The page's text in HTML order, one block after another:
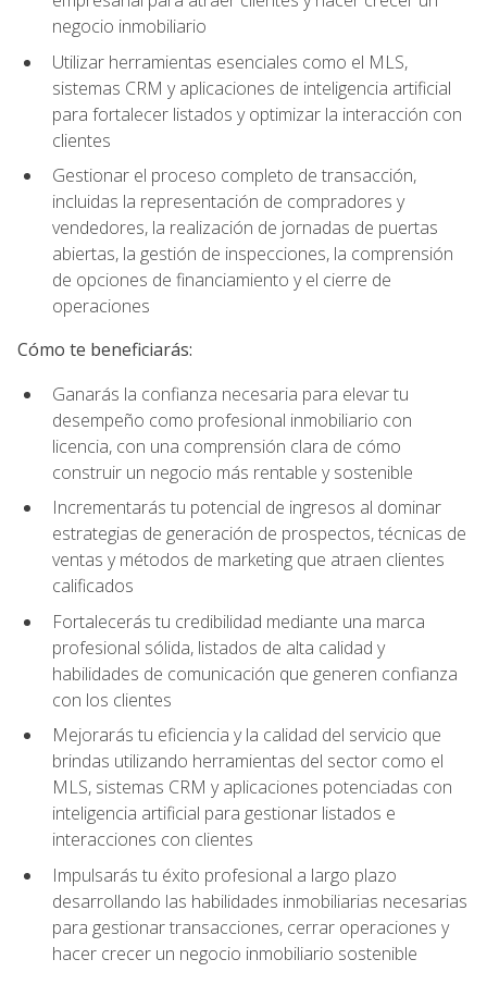
negocio inmobiliario
Utilizar herramientas esenciales como el MLS,
sistemas CRM y aplicaciones de inteligencia artificial
para fortalecer listados y optimizar la interacción con
clientes
Gestionar el proceso completo de transacción,
incluidas la representación de compradores y
vendedores, la realización de jornadas de puertas
abiertas, la gestión de inspecciones, la comprensión
de opciones de financiamiento y el cierre de
operaciones
Cómo te beneficiarás:
Ganarás la confianza necesaria para elevar tu
desempeño como profesional inmobiliario con
licencia, con una comprensión clara de cómo
construir un negocio más rentable y sostenible
Incrementarás tu potencial de ingresos al dominar
estrategias de generación de prospectos, técnicas de
ventas y métodos de marketing que atraen clientes
calificados
Fortalecerás tu credibilidad mediante una marca
profesional sólida, listados de alta calidad y
habilidades de comunicación que generen confianza
con los clientes
Mejorarás tu eficiencia y la calidad del servicio que
brindas utilizando herramientas del sector como el
MLS, sistemas CRM y aplicaciones potenciadas con
inteligencia artificial para gestionar listados e
interacciones con clientes
Impulsarás tu éxito profesional a largo plazo
desarrollando las habilidades inmobiliarias necesarias
para gestionar transacciones, cerrar operaciones y
hacer crecer un negocio inmobiliario sostenible